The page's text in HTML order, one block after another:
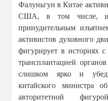
Фалуньгун в Китае
США, в том числе, и
принудительным
активистов духовного
фигурирует в историях
трансплантацией
слишком ярко и
китайского министра
авторитетной